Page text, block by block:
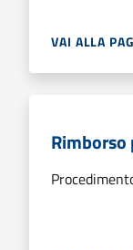
VAI ALLA
Rimborso